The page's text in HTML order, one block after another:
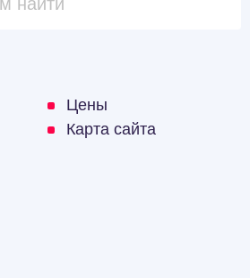
Цены
Карта сайта